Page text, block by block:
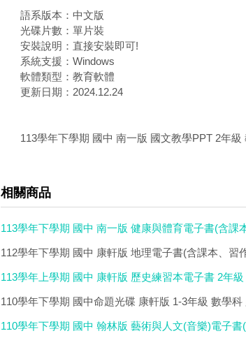
語系版本：中文版
光碟片數：單片裝
安裝說明：直接安裝即可!
系統支援：Windows
軟體類型：教育軟體
更新日期：2024.12.24
113學年下學期 國中 南一版 國文教學PPT 2年級
相關商品
113學年下學期 國中 南一版 健康與體育電子書(含課
112學年下學期 國中 康軒版 地理電子書(含課本、習
113學年上學期 國中 康軒版 歷史練習本電子書 2年
110學年下學期 國中命題光碟 康軒版 1-3年級 數學科
110學年下學期 國中 翰林版 藝術與人文(音樂)電子